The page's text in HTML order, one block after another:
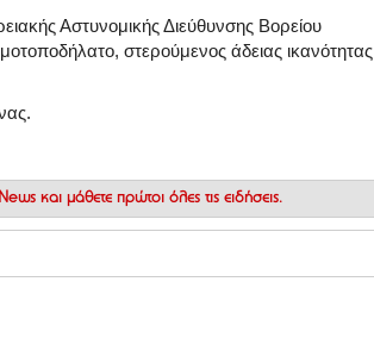
Αστυνομικής Διεύθυνσης Βορείου
στερούμενος άδειας ικανότητας
και μάθετε πρώτοι όλες τις ειδήσεις.